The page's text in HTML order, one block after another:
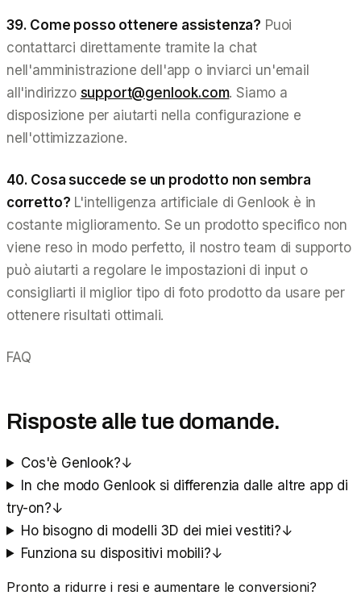
39. Come posso ottenere assistenza? Puoi
contattarci direttamente tramite la chat
nell'amministrazione dell'app o inviarci un'email
all'indirizzo support@genlook.com. Siamo a
disposizione per aiutarti nella configurazione e
nell'ottimizzazione.
40. Cosa succede se un prodotto non sembra
corretto? L'intelligenza artificiale di Genlook è in
costante miglioramento. Se un prodotto specifico non
viene reso in modo perfetto, il nostro team di supporto
può aiutarti a regolare le impostazioni di input o
consigliarti il miglior tipo di foto prodotto da usare per
ottenere risultati ottimali.
FAQ
Risposte alle tue domande.
Cos'è Genlook?↓
In che modo Genlook si differenzia dalle altre app di
try-on?↓
Ho bisogno di modelli 3D dei miei vestiti?↓
Funziona su dispositivi mobili?↓
Pronto a ridurre i resi e aumentare le conversioni?